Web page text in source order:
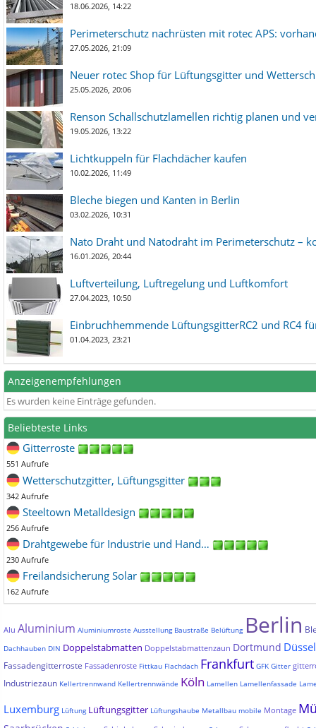
18.06.2026, 14:22
Perimeterschutz nachrüsten mit rotec APS:
27.05.2026, 21:09
Neuer rotec Shop für Lüftungsgitter und
25.05.2026, 20:06
Renson Schallschutzlamellen richtig planen und
19.05.2026, 13:22
Lichtkuppeln für Flachdächer kaufen
10.02.2026, 11:49
Bleche biegen und Kanten in Berlin
03.02.2026, 10:31
Nato Draht und Natodraht im Perimeterschutz –
16.01.2026, 20:44
Luftverteilung, Luftregelung und Luftkomfort
27.04.2023, 10:50
Einbruchhemmende LüftungsgitterRC2 und RC4
01.04.2023, 23:21
Anzeigenempfehlungen
Es wurden keine Einträge gefunden.
Beliebteste Links
Gitterroste
551 Aufrufe
Wetterschutzgitter, Lüftungsgitter
342 Aufrufe
Steeltown Metalldesign
256 Aufrufe
Drahtgewebe für Industrie und Hand…
230 Aufrufe
Freilandsicherung Solar
162 Aufrufe
Alu Aluminium Aluminiumroste Ausstellung Baustraße Belüftung Berlin
Dachhauben DIN Doppelstabmatten Doppelstabmattenzaun Dortmund
Fassadengitterroste Fassadenroste Fittkau Flachdach Frankfurt GFK Gitter
Industriezaun Kellertrennwand Kellertrennwände Köln Lamellen Lamellenfassade
Luxemburg Lüftung Lüftungsgitter Lüftungshaube Metallbau mobile Montage